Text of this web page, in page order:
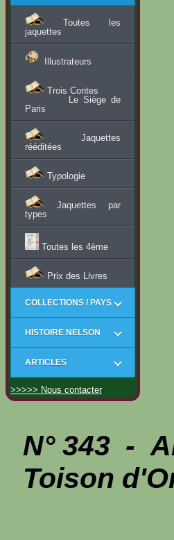
Toutes les
jaquettes
Illustrateurs
Trois Contes
Le Siège de
Paris
Jaquettes
rééditées
Typologie
Jaquettes par
types
Toutes les 4ème
Prix des Livres
COLLECTIONS / PAYS
HISTOIRE NELSON
ARTICLES
>>>>> Nous contacter
N° 343 -
Toison